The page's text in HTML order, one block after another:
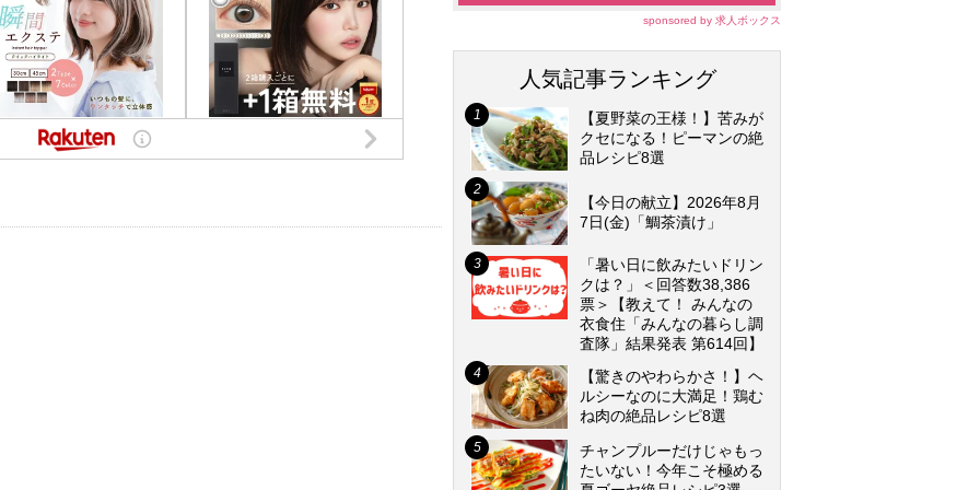
sponsored by 求人ボックス
人気記事ランキング
【夏野菜の王様！】苦みが
クセになる！ピーマンの絶
品レシピ8選
【今日の献立】2026年8月
7日(金)「鯛茶漬け」
「暑い日に飲みたいドリン
クは？」＜回答数38,386
票＞【教えて！ みんなの
衣食住「みんなの暮らし調
査隊」結果発表 第614回】
【驚きのやわらかさ！】ヘ
ルシーなのに大満足！鶏む
ね肉の絶品レシピ8選
チャンプルーだけじゃもっ
たいない！今年こそ極める